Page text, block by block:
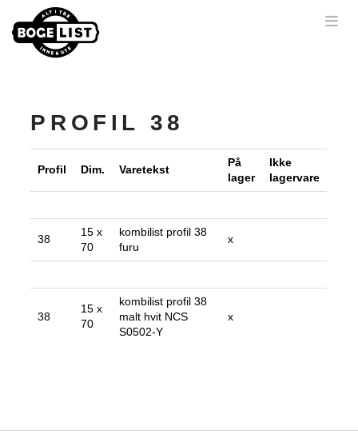
PROFIL 38
Profil Dim. Varetekst
På
lager
Ikke
lagervare
38
15 x
70
kombilist profil 38
furu
x
38
15 x
70
kombilist profil 38
malt hvit NCS
S0502-Y
x